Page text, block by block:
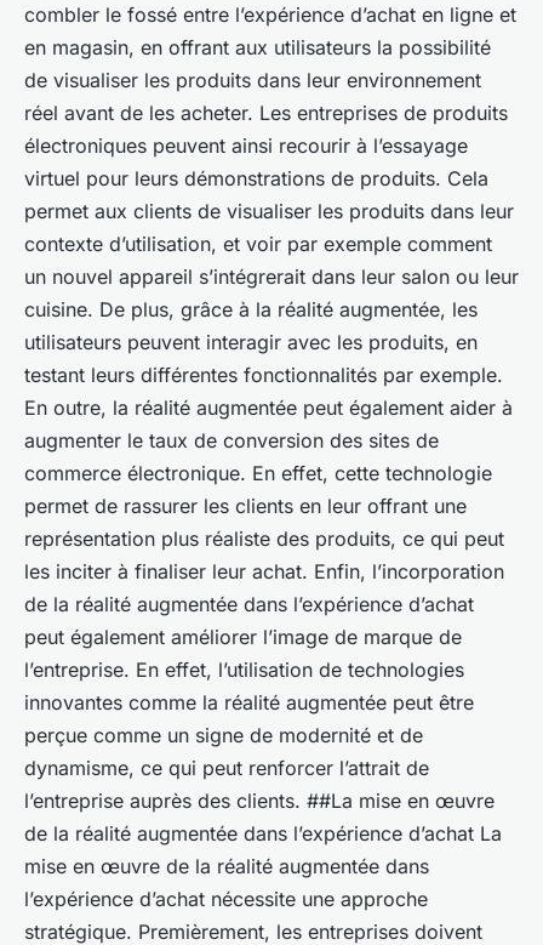
combler le fossé entre l’expérience d’achat en ligne et
en magasin, en offrant aux utilisateurs la possibilité
de visualiser les produits dans leur environnement
réel avant de les acheter. Les entreprises de produits
électroniques peuvent ainsi recourir à l’essayage
virtuel pour leurs démonstrations de produits. Cela
permet aux clients de visualiser les produits dans leur
contexte d’utilisation, et voir par exemple comment
un nouvel appareil s’intégrerait dans leur salon ou leur
cuisine. De plus, grâce à la réalité augmentée, les
utilisateurs peuvent interagir avec les produits, en
testant leurs différentes fonctionnalités par exemple.
En outre, la réalité augmentée peut également aider à
augmenter le taux de conversion des sites de
commerce électronique. En effet, cette technologie
permet de rassurer les clients en leur offrant une
représentation plus réaliste des produits, ce qui peut
les inciter à finaliser leur achat. Enfin, l’incorporation
de la réalité augmentée dans l’expérience d’achat
peut également améliorer l’image de marque de
l’entreprise. En effet, l’utilisation de technologies
innovantes comme la réalité augmentée peut être
perçue comme un signe de modernité et de
dynamisme, ce qui peut renforcer l’attrait de
l’entreprise auprès des clients. ##La mise en œuvre
de la réalité augmentée dans l’expérience d’achat La
mise en œuvre de la réalité augmentée dans
l’expérience d’achat nécessite une approche
stratégique. Premièrement, les entreprises doivent